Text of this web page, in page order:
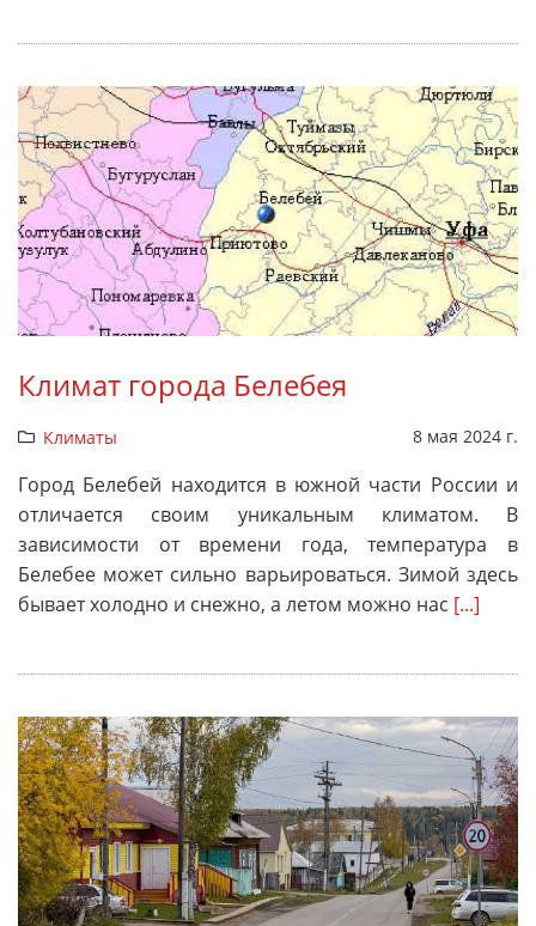
Климат города Белебея
Климаты 8 мая 2024 г.
Город Белебей находится в южной части России и
отличается своим уникальным климатом. В
зависимости от времени года, температура в
Белебее может сильно варьироваться. Зимой здесь
бывает холодно и снежно, а летом можно нас [...]